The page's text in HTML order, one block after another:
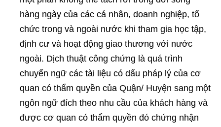
hàng ngày của các cá nhân, doanh nghiệp, tổ
chức trong và ngoài nước khi tham gia học tập,
định cư và hoạt động giao thương với nước
ngoài. Dịch thuật công chứng là quá trình
chuyển ngữ các tài liệu có dấu pháp lý của cơ
quan có thẩm quyền của Quận/ Huyện sang một
ngôn ngữ đích theo nhu cầu của khách hàng và
được cơ quan có thẩm quyền đó chứng nhận